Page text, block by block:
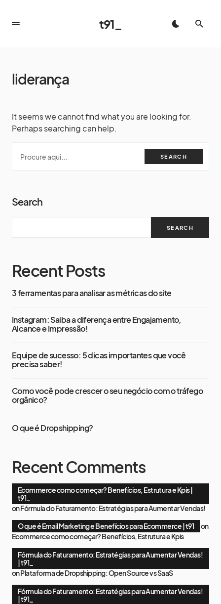
t91_
liderança
It seems we cannot find what you are looking for.
Perhaps searching can help.
SEARCH
Search
SEARCH
Recent Posts
3 ferramentas para analisar as métricas do site
Instagram: Saiba a diferença entre Engajamento,
Alcance e Impressão!
Equipe de sucesso: 5 dicas importantes que você
precisa saber!
Como você pode crescer o seu negócio com o tráfego
orgânico?
O que é Dropshipping?
Recent Comments
Ecommerce como começar? Benefícios, Estrutura e Kpis |
t91_
onFórmula do Faturamento: Estratégias para Aumentar Vendas!
O que é Email Marketing e Benefícios para Ecommerce | t91
on
Ecommerce como começar? Benefícios, Estrutura e Kpis
Fórmula do Faturamento: Estratégias para Aumentar Vendas!
| t91_
onPlataforma de Dropshipping: Open Source vs SaaS
Fórmula do Faturamento: Estratégias para Aumentar Vendas!
| t91_